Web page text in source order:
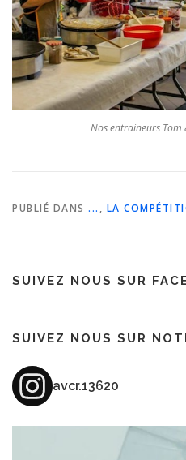
Nos entraineurs Tom
PUBLIÉ DANS ... , LA
SUIVEZ NOUS SUR
SUIVEZ NOUS SUR
avcr.13620